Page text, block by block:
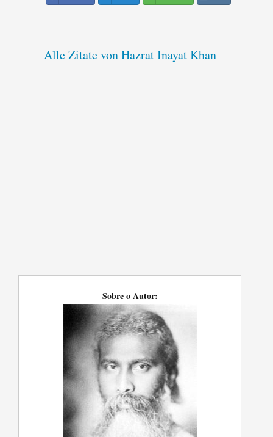
Alle Zitate von Hazrat Inayat Khan
Sobre o Autor: